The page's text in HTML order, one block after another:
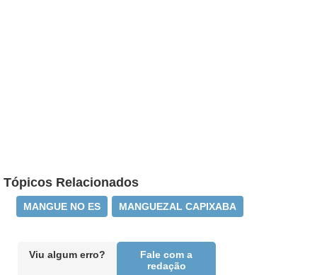
Tópicos Relacionados
MANGUE NO ES MANGUEZAL CAPIXABA
Viu algum erro?
Fale com a
redação